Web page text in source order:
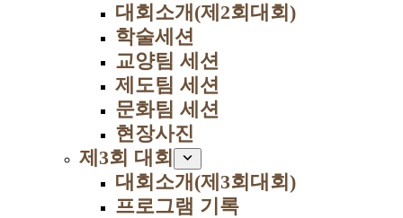
대회소개(제2회대회)
학술세션
교양팀 세션
제도팀 세션
문화팀 세션
현장사진
제3회 대회
대회소개(제3회대회)
프로그램 기록